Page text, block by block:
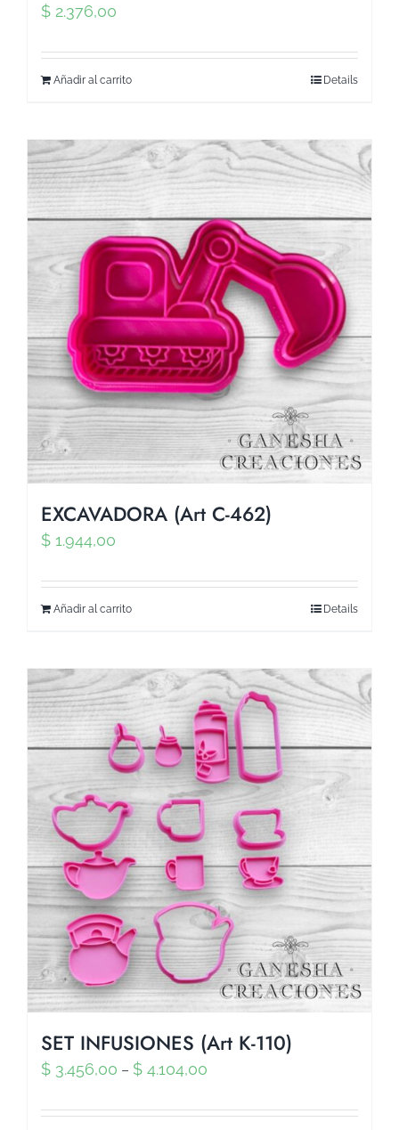
$ 2.376,00
Añadir al carrito Details
EXCAVADORA (Art C-462)
$ 1.944,00
Añadir al carrito Details
SET INFUSIONES (Art K-110)
$ 3.456,00 – $ 4.104,00